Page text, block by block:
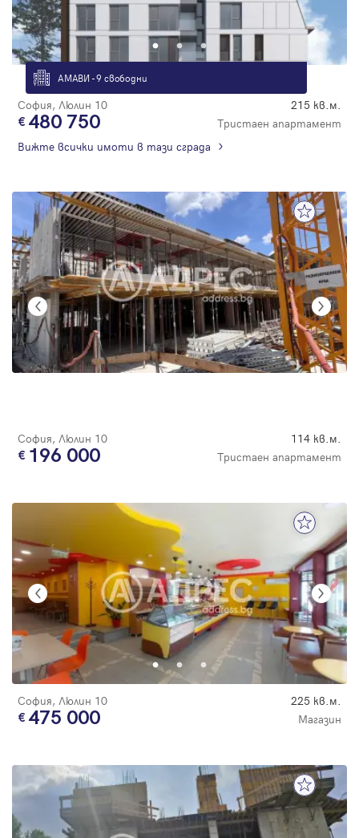
АМАВИ - 9 свободни
София, Люлин 10 215 кв.м.
480 750
Тристаен апартамент
Вижте всички имоти в тази сграда
София, Люлин 10 114 кв.м.
196 000 Тристаен апартамент
София, Люлин 10 225 кв.м.
475 000 Магазин